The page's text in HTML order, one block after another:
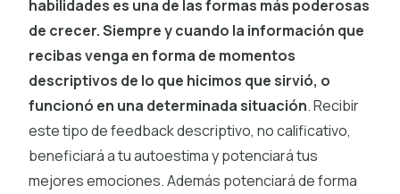
habilidades es una de las formas más poderosas
de crecer. Siempre y cuando la información que
recibas venga en forma de momentos
descriptivos de lo que hicimos que sirvió, o
funcionó en una determinada situación. Recibir
este tipo de feedback descriptivo, no calificativo,
beneficiará a tu autoestima y potenciará tus
mejores emociones. Además potenciará de forma